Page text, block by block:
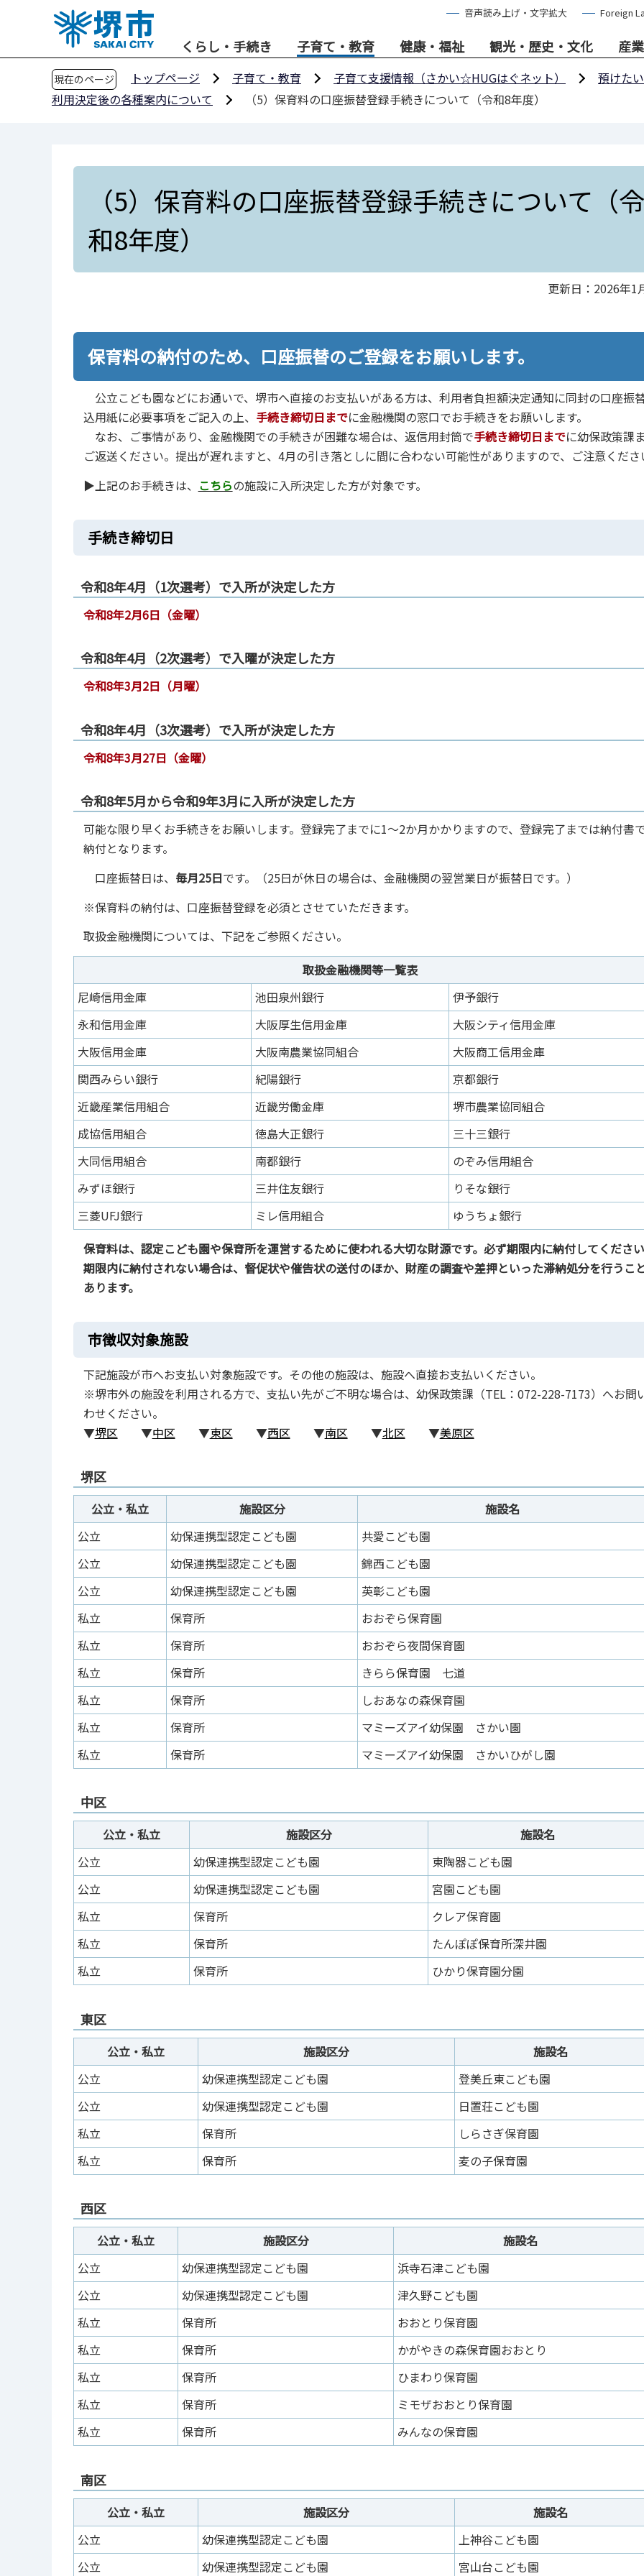
音声読み上げ・文字拡大 Foreign
くらし・手続き 子育て・教育 健康・福祉 観光・歴史・文化 産
現在のページ トップページ 子育て・教育 子育て支援情報（さかい☆HUGはぐネット）
預けた
利用決定後の各種案内について
（5）保育料の口座振替登録手続きについて（令和8年度）
（5）保育料の口座振替登録手続きについて（令
和8年度）
更新日：2026年1
保育料の納付のため、口座振替のご登録をお願いします。
公立こども園などにお通いで、堺市へ直接のお支払いがある方は、利用者負担額決定通知に同封の口座振
込用紙に必要事項をご記入の上、 手続き締切日までに金融機関の窓口でお手続きをお願いします。
なお、ご事情があり、金融機関での手続きが困難な場合は、返信用封筒で手続き締切日までに幼保政策課
ご返送ください。提出が遅れますと、4月の引き落としに間に合わない可能性がありますので、ご注意くださ
▶上記のお手続きは、 こちらの施設に入所決定した方が対象です。
手続き締切日
令和8年4月（1次選考）で入所が決定した方
令和8年2月6日（金曜）
令和8年4月（2次選考）で入曜が決定した方
令和8年3月2日（月曜）
令和8年4月（3次選考）で入所が決定した方
令和8年3月27日（金曜）
令和8年5月から令和9年3月に入所が決定した方
可能な限り早くお手続きをお願いします。登録完了までに1～2か月かかりますので、登録完了までは納付書
納付となります。
口座振替日は、 毎月25日です。（25日が休日の場合は、金融機関の翌営業日が振替日です。）
※保育料の納付は、口座振替登録を必須とさせていただきます。
取扱金融機関については、下記をご参照ください。
取扱金融機関等一覧表
尼崎信用金庫
池田泉州銀行
伊予銀行
永和信用金庫
大阪厚生信用金庫
大阪シティ信用金庫
大阪信用金庫
大阪南農業協同組合
大阪商工信用金庫
関西みらい銀行
紀陽銀行
京都銀行
近畿産業信用組合
近畿労働金庫
堺市農業協同組合
成協信用組合
徳島大正銀行
三十三銀行
大同信用組合
南都銀行
のぞみ信用組合
みずほ銀行
三井住友銀行
りそな銀行
三菱UFJ銀行
ミレ信用組合
ゆうちょ銀行
保育料は、認定こども園や保育所を運営するために使われる大切な財源です。必ず期限内に納付してくださ
期限内に納付されない場合は、督促状や催告状の送付のほか、財産の調査や差押といった滞納処分を行うこ
あります。
市徴収対象施設
下記施設が市へお支払い対象施設です。その他の施設は、施設へ直接お支払いください。
※堺市外の施設を利用される方で、支払い先がご不明な場合は、幼保政策課（TEL：072-228-7173）へお問
わせください。
▼堺区▼中区▼東区▼西区▼南区▼北区▼美原区
堺区
公立・私立 施設区分
施設名
公立
幼保連携型認定こども園
共愛こども園
公立
幼保連携型認定こども園
錦西こども園
公立
幼保連携型認定こども園
英彰こども園
私立
保育所
おおぞら保育園
私立
保育所
おおぞら夜間保育園
私立
保育所
きらら保育園 七道
私立
保育所
しおあなの森保育園
私立
保育所
マミーズアイ幼保園 さかい園
私立
保育所 マミーズアイ幼保園 さかいひがし園
中区
公立・私立 施設区分
施設名
公立
幼保連携型認定こども園
東陶器こども園
公立
幼保連携型認定こども園
宮園こども園
私立
保育所
クレア保育園
私立
保育所
たんぽぽ保育所深井園
私立
保育所 ひかり保育園分園
東区
公立・私立 施設区分
施設名
公立
幼保連携型認定こども園
登美丘東こども園
公立
幼保連携型認定こども園
日置荘こども園
私立
保育所
しらさぎ保育園
私立
保育所 麦の子保育園
西区
公立・私立 施設区分
施設名
公立
幼保連携型認定こども園
浜寺石津こども園
公立
幼保連携型認定こども園
津久野こども園
私立
保育所
おおとり保育園
私立
保育所
かがやきの森保育園おおとり
私立
保育所
ひまわり保育園
私立
保育所
ミモザおおとり保育園
私立
保育所 みんなの保育園
南区
公立・私立 施設区分
施設名
公立
幼保連携型認定こども園
上神谷こども園
公立
幼保連携型認定こども園 宮山台こども園